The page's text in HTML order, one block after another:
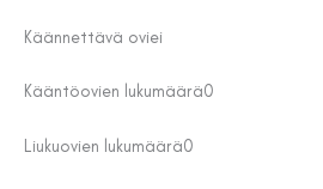
Käännettävä oviei
Kääntöovien lukumäärä0
Liukuovien lukumäärä0